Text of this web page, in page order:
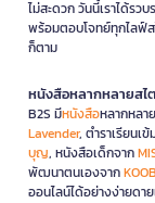
ไม่สะดวก วันนี้เราได้รว
พร้อมตอบโจทย์ทุกไลฟ์
ก็ตาม
หนังสือหลากหลายสไ
B2S มีหนังสือหลากหลา
Lavender, ตำราเรียนเ
บุญ, หนังสือเด็กจาก
พัฒนาตนเองจากKOOB
ออนไลน์ได้อย่างง่ายดา